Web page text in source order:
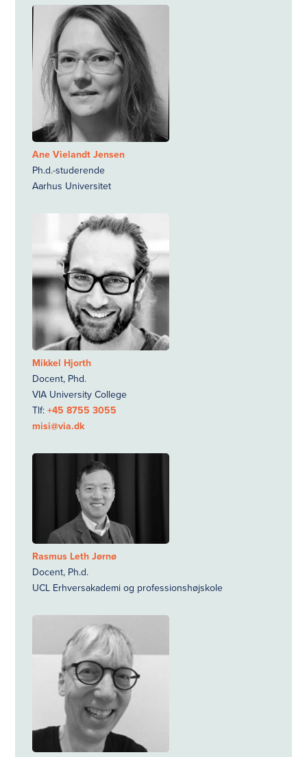
Ane Vielandt Jensen
Ph.d.-studerende
Aarhus Universitet
Mikkel Hjorth
Docent, Phd.
VIA University College
Tlf:+45 8755 3055
misi@via.dk
Rasmus Leth Jørnø
Docent, Ph.d.
UCL Erhversakademi og professionshøjskole